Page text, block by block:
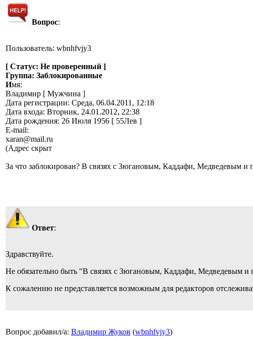
Вопрос:
Пользователь: wbnhfvjy3
[ Статус: Не проверенный ]
Группа: Заблокированные
Имя:
Владимир [ Мужчина ]
Дата регистрации: Среда, 06.04.2011, 12:18
Дата входа: Вторник, 24.01.2012, 22:38
Дата рождения: 26 Июля 1956 [ 55Лев ]
E-mail:
xaran@mail.ru
(Адрес скрыт
За что заблокирован? В связях с Зюгановым, Каддафи, Медведевым
Ответ:
Здравствуйте.
Не обязательно быть "В связях с Зюгановым, Каддафи, Медведевым
К сожалению не представляется возможным для редакторов
Вопрос добавил/а: Владимир Жуков (wbnhfvjy3)